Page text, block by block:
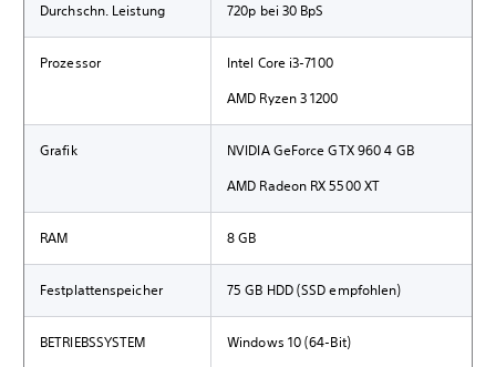
Durchschn. Leistung 720p bei 30 BpS
Prozessor
Intel Core i3-7100
AMD Ryzen 3 1200
Grafik
NVIDIA GeForce GTX 960 4 GB
AMD Radeon RX 5500 XT
RAM 8 GB
Festplattenspeicher 75 GB HDD (SSD empfohlen)
BETRIEBSSYSTEM Windows 10 (64-Bit)